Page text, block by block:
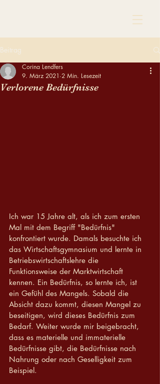
Beitrag
Verlorene Bedürfnisse
Corina Lendfers
9. März 2021 2 Min. Lesezeit
Ich war 15 Jahre alt, als ich zum ersten
Mal mit dem Begriff "Bedürfnis"
konfrontiert wurde. Damals besuchte ich
das Wirtschaftsgymnasium und lernte in
Betriebswirtschaftslehre die
Funktionsweise der Marktwirtschaft
kennen. Ein Bedürfnis, so lernte ich, ist
ein Gefühl des Mangels. Sobald die
Absicht dazu kommt, diesen Mangel zu
beseitigen, wird dieses Bedürfnis zum
Bedarf. Weiter wurde mir beigebracht,
dass es materielle und immaterielle
Bedürfnisse gibt, die Bedürfnisse nach
Nahrung oder nach Geselligkeit zum
Beispiel.